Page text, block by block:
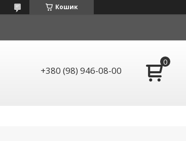
Кошик
+380 (98) 946-08-00